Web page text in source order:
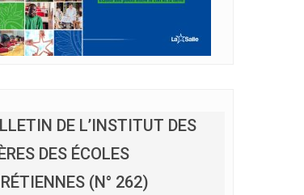
DE L’INSTITUT DES
DES ÉCOLES
(N° 262)